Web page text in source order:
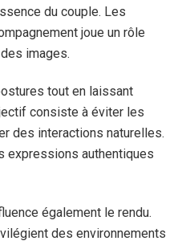
du couple. Les
joue un rôle
images.
tout en laissant
consiste à éviter les
des interactions naturelles.
expressions authentiques
également le rendu.
des environnements